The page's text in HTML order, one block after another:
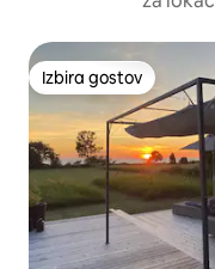
Izbira gostov
Izbira gostov